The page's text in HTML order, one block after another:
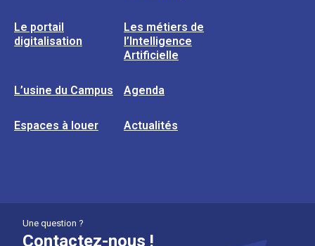
Le portail
digitalisation
Les métiers de
l’Intelligence
Artificielle
L’usine du Campus Agenda
Espaces à louer Actualités
Une question ?
Contactez-nous !